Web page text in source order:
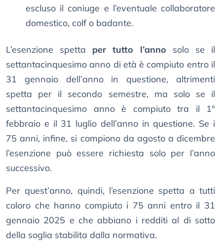
escluso il coniuge e l’eventuale collaboratore
domestico, colf o badante.
L’esenzione spetta per tutto l’anno solo se il
settantacinquesimo anno di età è compiuto entro il
31 gennaio dell’anno in questione, altrimenti
spetta per il secondo semestre, ma solo se il
settantacinquesimo anno è compiuto tra il 1°
febbraio e il 31 luglio dell’anno in questione. Se i
75 anni, infine, si compiono da agosto a dicembre
l’esenzione può essere richiesta solo per l’anno
successivo.
Per quest’anno, quindi, l’esenzione spetta a tutti
coloro che hanno compiuto i 75 anni entro il 31
gennaio 2025 e che abbiano i redditi al di sotto
della soglia stabilita dalla normativa.